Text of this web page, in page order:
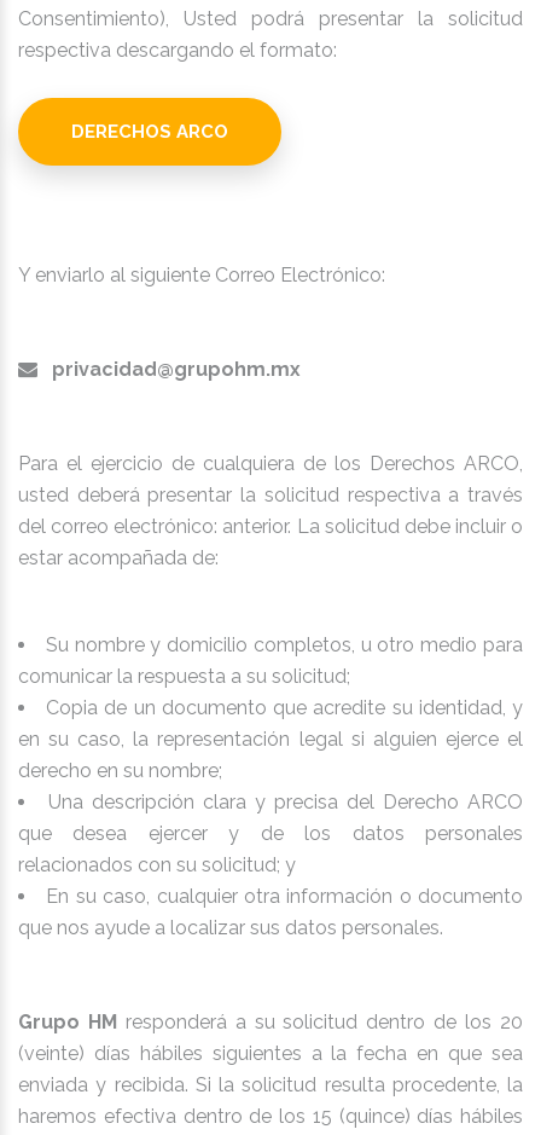
Consentimiento), Usted podrá presentar la solicitud
respectiva descargando el formato:
DERECHOS ARCO
Y enviarlo al siguiente Correo Electrónico:
privacidad@grupohm.mx
Para el ejercicio de cualquiera de los Derechos ARCO,
usted deberá presentar la solicitud respectiva a través
del correo electrónico: anterior. La solicitud debe incluir o
estar acompañada de:
Su nombre y domicilio completos, u otro medio para
comunicar la respuesta a su solicitud;
Copia de un documento que acredite su identidad, y
en su caso, la representación legal si alguien ejerce el
derecho en su nombre;
Una descripción clara y precisa del Derecho ARCO
que desea ejercer y de los datos personales
relacionados con su solicitud; y
En su caso, cualquier otra información o documento
que nos ayude a localizar sus datos personales.
Grupo HM responderá a su solicitud dentro de los 20
(veinte) días hábiles siguientes a la fecha en que sea
enviada y recibida. Si la solicitud resulta procedente, la
haremos efectiva dentro de los 15 (quince) días hábiles